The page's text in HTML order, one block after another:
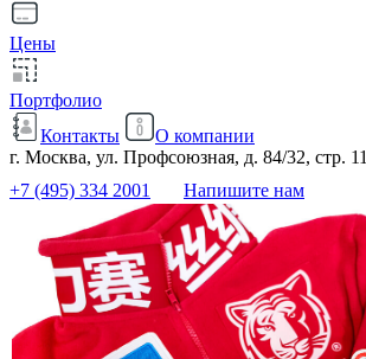
Цены
Портфолио
Контакты
О компании
г. Москва, ул. Профсоюзная, д. 84/32, стр. 11
+7 (495) 334 2001
Напишите нам